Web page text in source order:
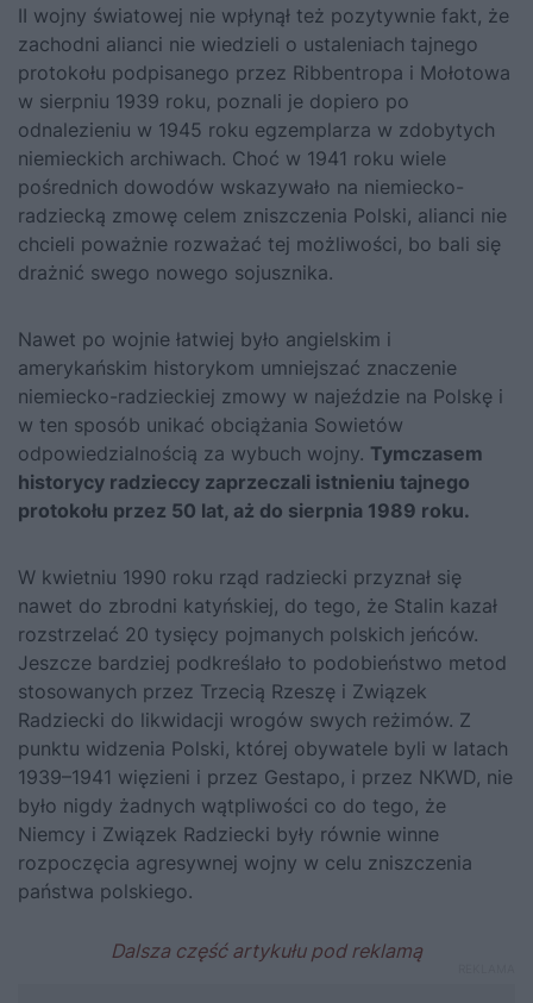
II wojny światowej nie wpłynął też pozytywnie fakt, że
zachodni alianci nie wiedzieli o ustaleniach tajnego
protokołu podpisanego przez Ribbentropa i Mołotowa
w sierpniu 1939 roku, poznali je dopiero po
odnalezieniu w 1945 roku egzemplarza w zdobytych
niemieckich archiwach. Choć w 1941 roku wiele
pośrednich dowodów wskazywało na niemiecko-
radziecką zmowę celem zniszczenia Polski, alianci nie
chcieli poważnie rozważać tej możliwości, bo bali się
drażnić swego nowego sojusznika.
Nawet po wojnie łatwiej było angielskim i
amerykańskim historykom umniejszać znaczenie
niemiecko-radzieckiej zmowy w najeździe na Polskę i
w ten sposób unikać obciążania Sowietów
odpowiedzialnością za wybuch wojny. Tymczasem
historycy radzieccy zaprzeczali istnieniu tajnego
protokołu przez 50 lat, aż do sierpnia 1989 roku.
W kwietniu 1990 roku rząd radziecki przyznał się
nawet do zbrodni katyńskiej, do tego, że Stalin kazał
rozstrzelać 20 tysięcy pojmanych polskich jeńców.
Jeszcze bardziej podkreślało to podobieństwo metod
stosowanych przez Trzecią Rzeszę i Związek
Radziecki do likwidacji wrogów swych reżimów. Z
punktu widzenia Polski, której obywatele byli w latach
1939–1941 więzieni i przez Gestapo, i przez NKWD, nie
było nigdy żadnych wątpliwości co do tego, że
Niemcy i Związek Radziecki były równie winne
rozpoczęcia agresywnej wojny w celu zniszczenia
państwa polskiego.